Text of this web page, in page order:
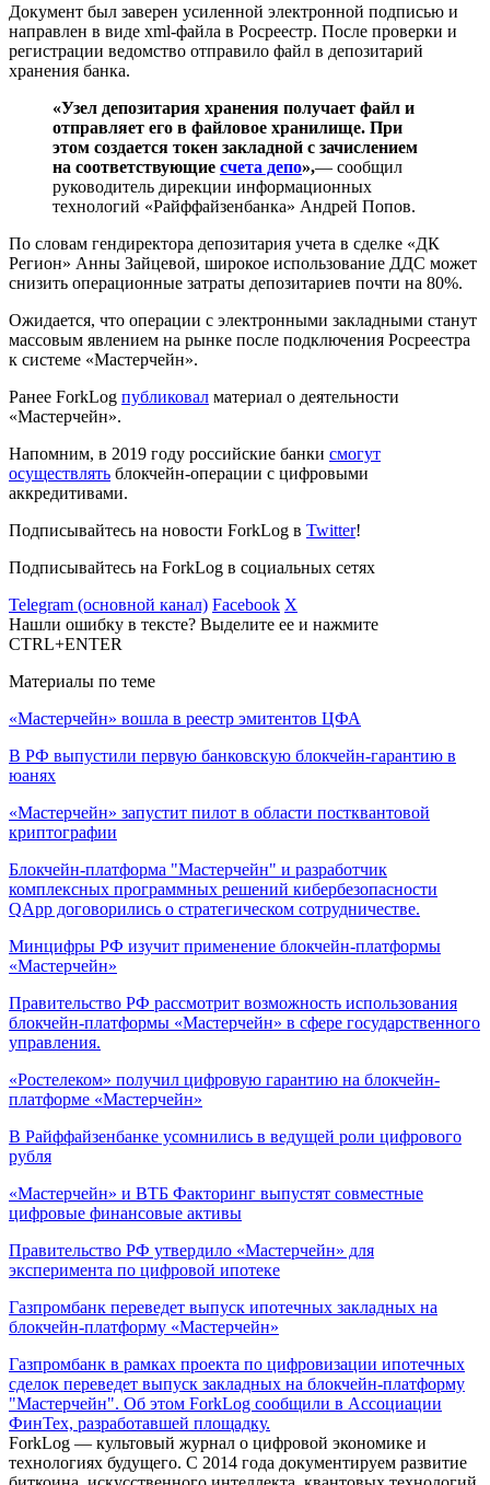
Документ был заверен усиленной электронной подписью и
направлен в виде xml-файла в Росреестр. После проверки и
регистрации ведомство отправило файл в депозитарий
хранения банка.
«Узел депозитария хранения получает файл и
отправляет его в файловое хранилище. При
этом создается токен закладной с зачислением
на соответствующие счета депо»,— сообщил
руководитель дирекции информационных
технологий «Райффайзенбанка» Андрей Попов.
По словам гендиректора депозитария учета в сделке «ДК
Регион» Анны Зайцевой, широкое использование ДДС может
снизить операционные затраты депозитариев почти на 80%.
Ожидается, что операции с электронными закладными станут
массовым явлением на рынке после подключения Росреестра
к системе «Мастерчейн».
Ранее ForkLog публиковал материал о деятельности
«Мастерчейн».
Напомним, в 2019 году российские банки смогут
осуществлять блокчейн-операции с цифровыми
аккредитивами.
Подписывайтесь на новости ForkLog в Twitter!
Подписывайтесь на ForkLog в социальных сетях
Telegram (основной канал) Facebook X
Нашли ошибку в тексте? Выделите ее и нажмите
CTRL+ENTER
Материалы по теме
«Мастерчейн» вошла в реестр эмитентов ЦФА
В РФ выпустили первую банковскую блокчейн-гарантию в
юанях
«Мастерчейн» запустит пилот в области постквантовой
криптографии
Блокчейн-платформа "Мастерчейн" и разработчик
комплексных программных решений кибербезопасности
QApp договорились о стратегическом сотрудничестве.
Минцифры РФ изучит применение блокчейн-платформы
«Мастерчейн»
Правительство РФ рассмотрит возможность использования
блокчейн-платформы «Мастерчейн» в сфере государственного
управления.
«Ростелеком» получил цифровую гарантию на блокчейн-
платформе «Мастерчейн»
В Райффайзенбанке усомнились в ведущей роли цифрового
рубля
«Мастерчейн» и ВТБ Факторинг выпустят совместные
цифровые финансовые активы
Правительство РФ утвердило «Мастерчейн» для
эксперимента по цифровой ипотеке
Газпромбанк переведет выпуск ипотечных закладных на
блокчейн-платформу «Мастерчейн»
Газпромбанк в рамках проекта по цифровизации ипотечных
сделок переведет выпуск закладных на блокчейн-платформу
"Мастерчейн". Об этом ForkLog сообщили в Ассоциации
ФинТех, разработавшей площадку.
ForkLog — культовый журнал о цифровой экономике и
технологиях будущего. С 2014 года документируем развитие